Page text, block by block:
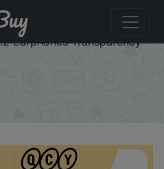
HT05 Melobuds ANC
Mode ANC 6 Mics AI-
Earphones Transparency